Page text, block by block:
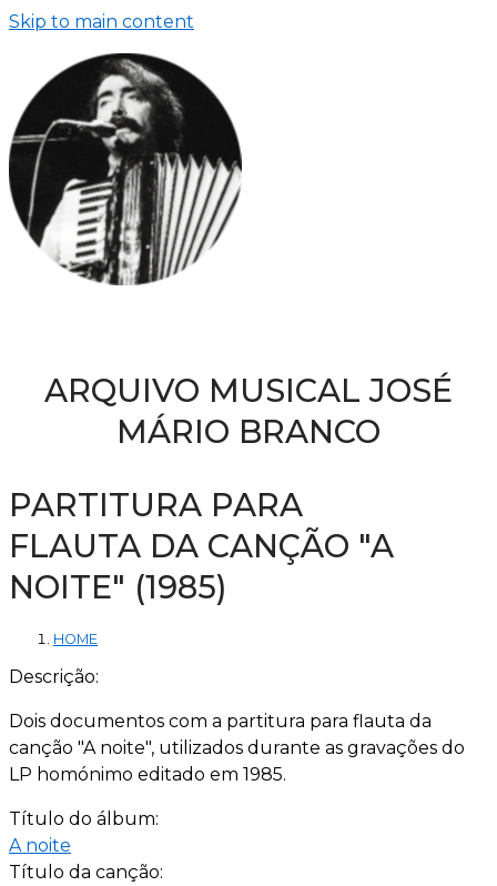
Skip to main content
ARQUIVO MUSICAL JOSÉ
MÁRIO BRANCO
PARTITURA PARA
FLAUTA DA CANÇÃO "A
NOITE" (1985)
HOME
Descrição:
Dois documentos com a partitura para flauta da
canção "A noite", utilizados durante as gravações do
LP homónimo editado em 1985.
Título do álbum:
A noite
Título da canção: